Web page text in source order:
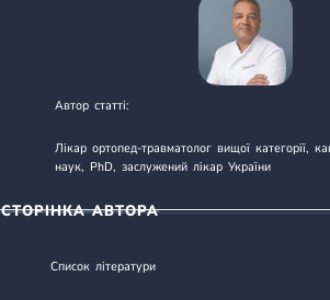
Автор статті:
Лікар ортопед-травматолог вищої категорії,
наук, PhD, заслужений лікар України
СТОРІНКА АВТОРА
Список літератури